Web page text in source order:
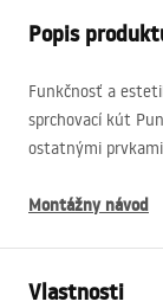
Popis
Funkčnosť a
sprchovací kút
ostatnými
Montážny návod
Vlastnosti